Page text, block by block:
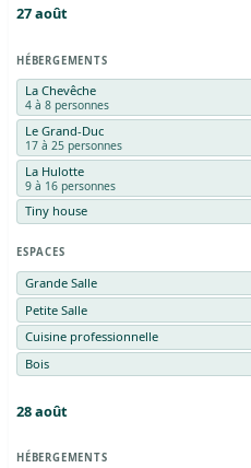
27août
HÉBERGEMENTS
La Chevêche
4 à 8 personnes
Le Grand-Duc
17 à 25 personnes
La Hulotte
9 à 16 personnes
Tiny house
ESPACES
Grande Salle
Petite Salle
Cuisine professionnelle
Bois
28août
HÉBERGEMENTS